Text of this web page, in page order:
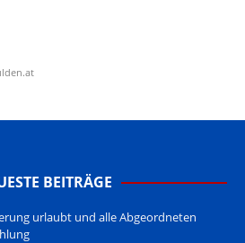
BEITRÄGE
urlaubt und alle Abgeordneten